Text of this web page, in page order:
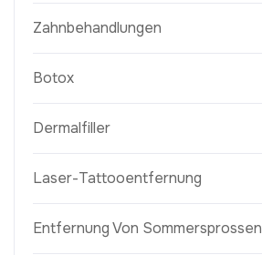
Zahnbehandlungen
Botox
Dermalfiller
Laser-Tattooentfernung
Entfernung Von Sommersprossen